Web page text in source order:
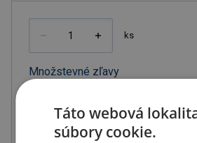
ks
Množstevné zľavy
10 ks
3.98 €
20 ks
3.85 €
Táto webová
súbory cookie.